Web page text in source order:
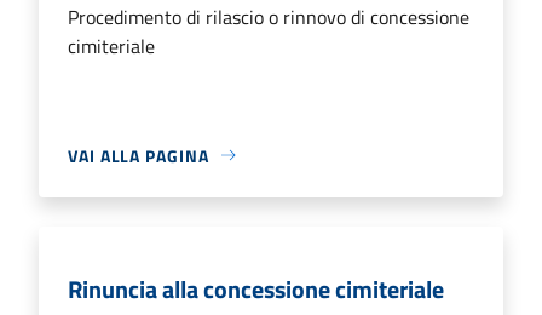
Procedimento di rilascio o rinnovo di concessione
cimiteriale
VAI ALLA PAGINA
Rinuncia alla concessione cimiteriale